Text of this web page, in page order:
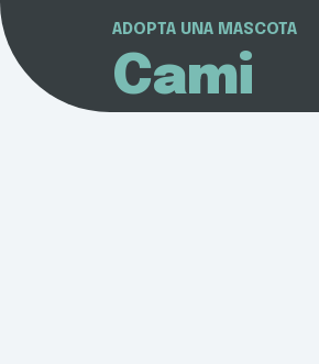
ADOPTA UNA MASCOTA
Cami